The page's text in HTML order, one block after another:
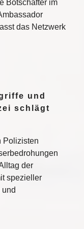
Botschafter im
das Netzwerk
und
schlägt
Polizisten
der
spezieller